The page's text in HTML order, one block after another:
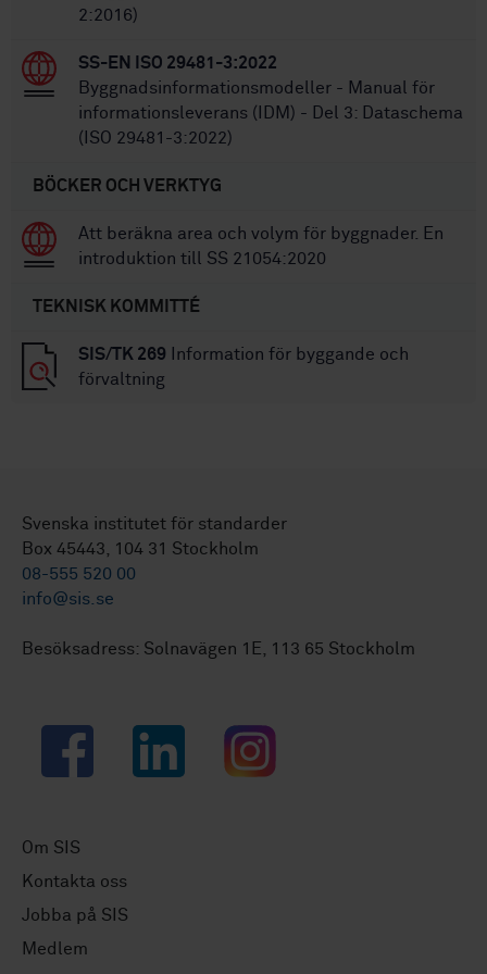
2:2016)
SS-EN ISO 29481-3:2022
Byggnadsinformationsmodeller - Manual för
informationsleverans (IDM) - Del 3: Dataschema
(ISO 29481-3:2022)
BÖCKER OCH VERKTYG
Att beräkna area och volym för byggnader. En
introduktion till SS 21054:2020
TEKNISK KOMMITTÉ
SIS/TK 269 Information för byggande och
förvaltning
Svenska institutet för standarder
Box 45443, 104 31 Stockholm
08-555 520 00
info@sis.se
Besöksadress: Solnavägen 1E, 113 65 Stockholm
Facebook LinkedIn Instagram
Om SIS
Kontakta oss
Jobba på SIS
Medlem